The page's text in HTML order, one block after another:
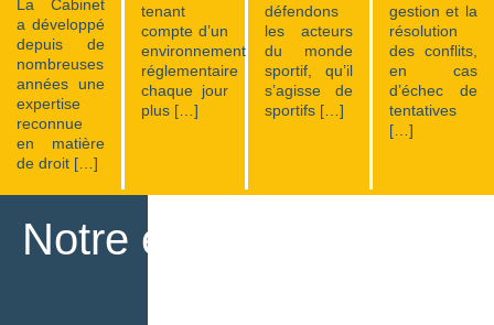
La Cabinet
a développé
depuis de
nombreuses
années une
expertise
reconnue
en matière
de droit […]
tenant
compte d’un
environnement
réglementaire
chaque jour
plus […]
défendons
les acteurs
du monde
sportif, qu’il
s’agisse de
sportifs […]
gestion et la
résolution
des conflits,
en cas
d’échec de
tentatives
[…]
Notre équipe